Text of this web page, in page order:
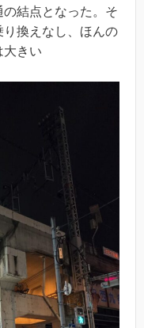
結点となった。そ
換えなし、ほんの
大きい